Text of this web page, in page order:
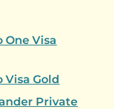
One Visa
Visa Gold
Private